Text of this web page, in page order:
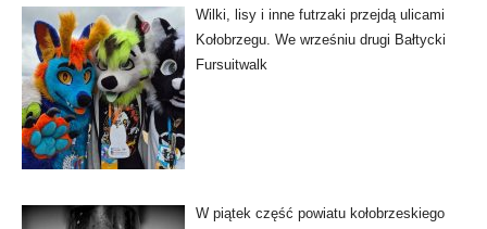
Wilki, lisy i inne futrzaki przejdą ulicami
Kołobrzegu. We wrześniu drugi Bałtycki
Fursuitwalk
W piątek część powiatu kołobrzeskiego